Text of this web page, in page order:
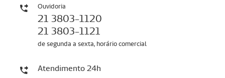
Ouvidoria
21 3803-1120
21 3803-1121
de segunda a sexta, horário comercial
Atendimento 24h